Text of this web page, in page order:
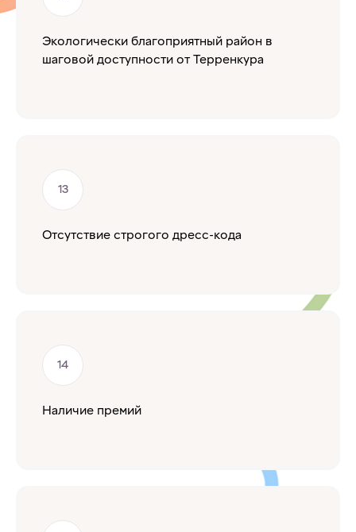
Экологически благоприятный район в
шаговой доступности от Терренкура
Отсутствие строгого дресс-кода
Наличие премий